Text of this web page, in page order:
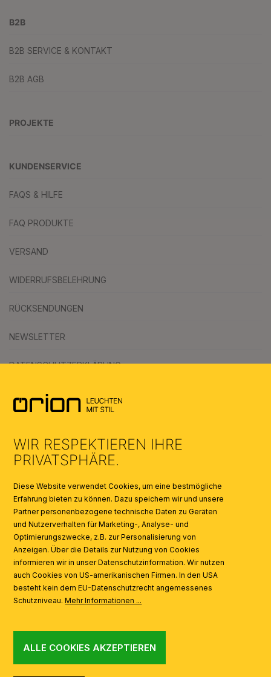
B2B
B2B SERVICE & KONTAKT
B2B AGB
PROJEKTE
KUNDENSERVICE
FAQS & HILFE
FAQ PRODUKTE
VERSAND
WIDERRUFSBELEHRUNG
RÜCKSENDUNGEN
NEWSLETTER
DATENSCHUTZERKLÄRUNG
KATALOGE
AI
WIR RESPEKTIEREN IHRE
PRIVATSPHÄRE.
Diese Website verwendet Cookies, um eine bestmögliche
Erfahrung bieten zu können. Dazu speichern wir und unsere
Partner personenbezogene technische Daten zu Geräten
und Nutzerverhalten für Marketing-, Analyse- und
Optimierungszwecke, z.B. zur Personalisierung von
Anzeigen. Über die Details zur Nutzung von Cookies
informieren wir in unser Datenschutzinformation. Wir nutzen
auch Cookies von US-amerikanischen Firmen. In den USA
besteht kein dem EU-Datenschutzrecht angemessenes
Schutzniveau.Mehr Informationen ...
ALLE COOKIES AKZEPTIEREN